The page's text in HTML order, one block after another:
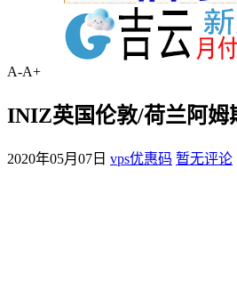
A-A+
INIZ英国伦敦/荷兰阿姆
2020年05月07日 vps优惠码 暂无评论